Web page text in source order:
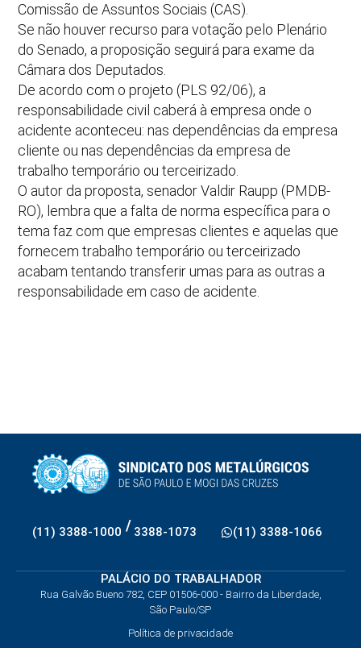
Comissão de Assuntos Sociais (CAS).
Se não houver recurso para votação pelo Plenário
do Senado, a proposição seguirá para exame da
Câmara dos Deputados.
De acordo com o projeto (PLS 92/06), a
responsabilidade civil caberá à empresa onde o
acidente aconteceu: nas dependências da empresa
cliente ou nas dependências da empresa de
trabalho temporário ou terceirizado.
O autor da proposta, senador Valdir Raupp (PMDB-
RO), lembra que a falta de norma específica para o
tema faz com que empresas clientes e aquelas que
fornecem trabalho temporário ou terceirizado
acabam tentando transferir umas para as outras a
responsabilidade em caso de acidente.
(11) 3388-1000 / 3388-1073 (11) 3388-1066
PALÁCIO DO TRABALHADOR
Rua Galvão Bueno 782, CEP 01506-000 - Bairro da Liberdade,
São Paulo/SP
Política de privacidade